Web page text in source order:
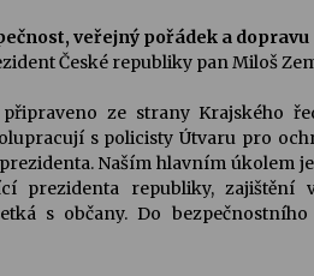
veřejný pořádek a dopravu
České republiky pan Miloš
ze strany Krajského
s policisty Útvaru pro
Naším hlavním úkolem
prezidenta republiky, zajištění
s občany. Do